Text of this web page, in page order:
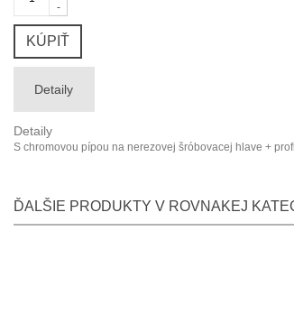
-
KÚPIŤ
Detaily
Detaily
S chromovou pípou na nerezovej šróbovacej hlave +
ĎALŠIE PRODUKTY V ROVNAKEJ